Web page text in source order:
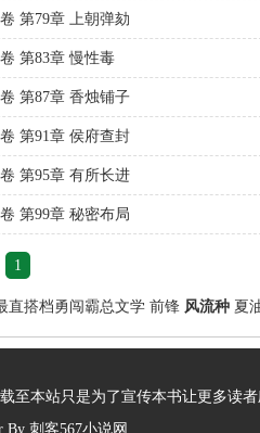
第79章 上朝弹劾
第83章 慢性毒
第87章 香烛铺子
第91章 侯府查封
第95章 有所长进
第99章 秘密布局
1
直搭档勇闯霸总文学 前锋 风流种 夏
至本站只是为了宣传本书让更多读者
By 刺客567小说网